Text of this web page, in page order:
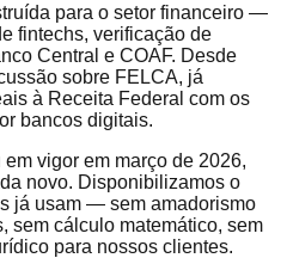
para o setor financeiro —
fintechs, verificação de
Central e COAF. Desde
sobre FELCA, já
à Receita Federal com os
bancos digitais.
vigor em março de 2026,
novo. Disponibilizamos o
já usam — sem amadorismo
sem cálculo matemático, sem
para nossos clientes.